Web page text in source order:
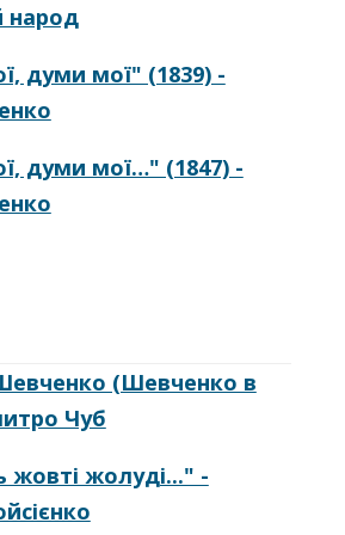
народ
думи мої" (1839) -
думи мої…" (1847) -
(Шевченко в
Чуб
жовті жолуді..." -